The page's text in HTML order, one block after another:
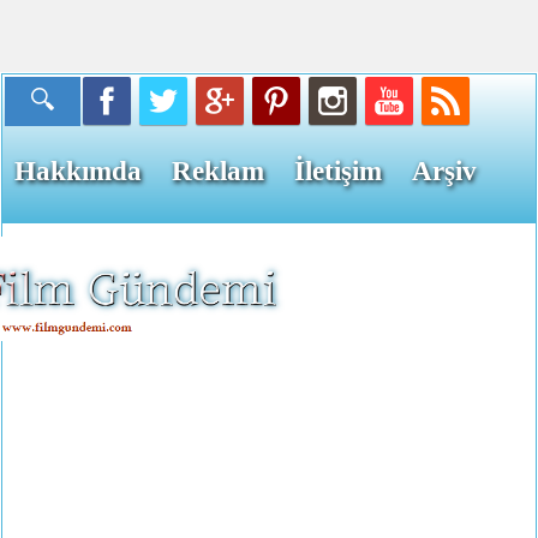
Hakkımda Reklam İletişim Arşiv